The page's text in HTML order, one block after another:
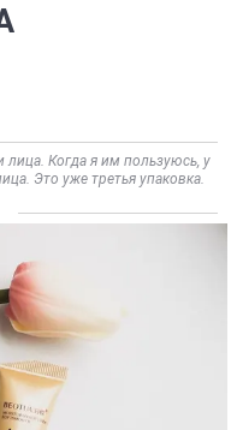
Когда я им пользуюсь, у
Это уже третья упаковка.